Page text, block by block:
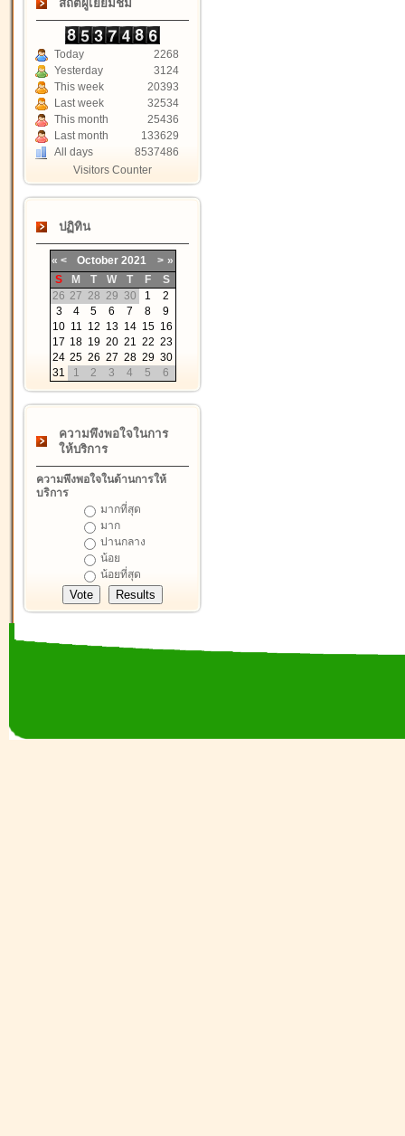
สถิติผู้เยี่ยมชม
Today
2268
Yesterday
3124
This week
20393
Last week
32534
This month
25436
Last month
133629
All days
8537486
Visitors Counter
ปฏิทิน
« < October 2021 > »
S
M T W T F
S
26 27 28 29 30 1
2
3
4 5 6 7 8
9
10 11 12 13 14 15 16
17 18 19 20 21 22 23
24 25 26 27 28 29 30
31
1 2 3 4 5 6
ความพึงพอใจในการ
ให้บริการ
ความพึงพอใจในด้านการให้
บริการ
มากที่สุด
มาก
ปานกลาง
น้อย
น้อยที่สุด